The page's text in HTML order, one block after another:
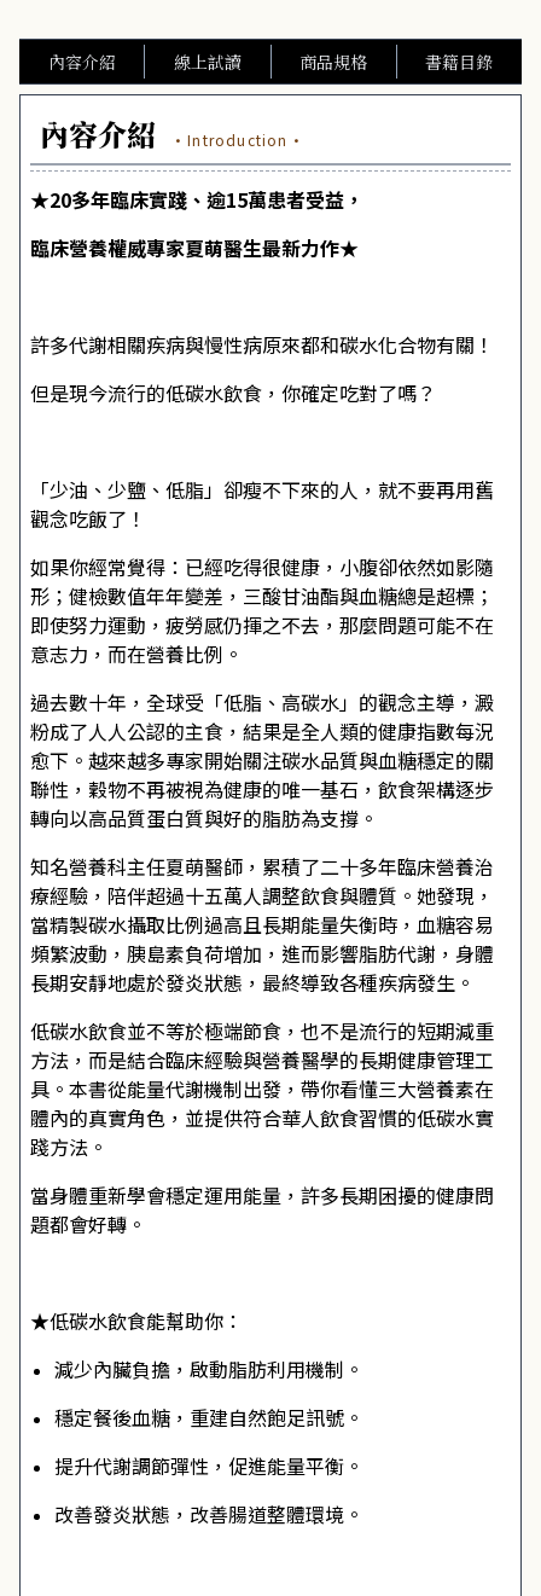
內容介紹 線上試讀 商品規格 書籍目錄
內容介紹 ·Introduction·
★20多年臨床實踐、逾15萬患者受益，
臨床營養權威專家夏萌醫生最新力作★
許多代謝相關疾病與慢性病原來都和碳水化合物有關！
但是現今流行的低碳水飲食，你確定吃對了嗎？
「少油、少鹽、低脂」卻瘦不下來的人，就不要再用舊
觀念吃飯了！
如果你經常覺得：已經吃得很健康，小腹卻依然如影隨
形；健檢數值年年變差，三酸甘油酯與血糖總是超標；
即使努力運動，疲勞感仍揮之不去，那麼問題可能不在
意志力，而在營養比例。
過去數十年，全球受「低脂、高碳水」的觀念主導，澱
粉成了人人公認的主食，結果是全人類的健康指數每況
愈下。越來越多專家開始關注碳水品質與血糖穩定的關
聯性，穀物不再被視為健康的唯一基石，飲食架構逐步
轉向以高品質蛋白質與好的脂肪為支撐。
知名營養科主任夏萌醫師，累積了二十多年臨床營養治
療經驗，陪伴超過十五萬人調整飲食與體質。她發現，
當精製碳水攝取比例過高且長期能量失衡時，血糖容易
頻繁波動，胰島素負荷增加，進而影響脂肪代謝，身體
長期安靜地處於發炎狀態，最終導致各種疾病發生。
低碳水飲食並不等於極端節食，也不是流行的短期減重
方法，而是結合臨床經驗與營養醫學的長期健康管理工
具。本書從能量代謝機制出發，帶你看懂三大營養素在
體內的真實角色，並提供符合華人飲食習慣的低碳水實
踐方法。
當身體重新學會穩定運用能量，許多長期困擾的健康問
題都會好轉。
★低碳水飲食能幫助你：
減少內臟負擔，啟動脂肪利用機制。
穩定餐後血糖，重建自然飽足訊號。
提升代謝調節彈性，促進能量平衡。
改善發炎狀態，改善腸道整體環境。